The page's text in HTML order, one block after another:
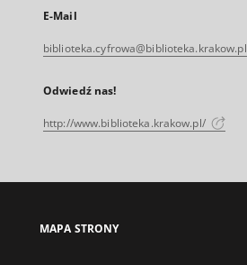
E-Mail
biblioteka.cyfrowa@biblioteka.krakow.pl
Odwiedź nas!
http://www.biblioteka.krakow.pl/
MAPA STRONY